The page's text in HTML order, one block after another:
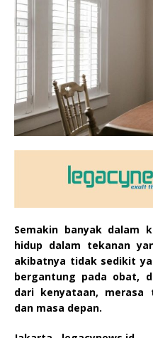
Semakin banyak dalam
hidup dalam tekanan
akibatnya tidak sedikit
bergantung pada obat,
dari kenyataan, merasa
dan masa depan.